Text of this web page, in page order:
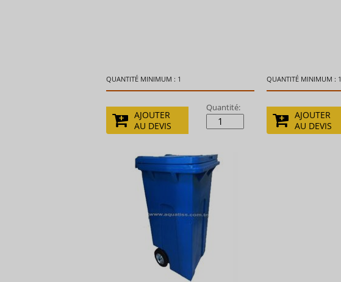
QUANTITÉ MINIMUM : 1
Quantité:
AJOUTER
AU DEVIS
QUANTITÉ MINIMUM : 1
AJOUTER
AU DEVIS